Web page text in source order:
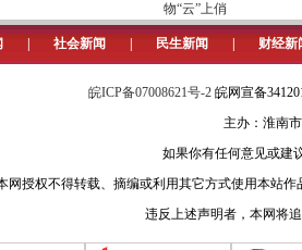
此次慰问既是向劳模致敬，也为
图为向全国劳模学习汲取奋进力
物“云”上俏
社会新闻 民生新闻 财经新
皖ICP备07008621号-2 皖网宣备
主办：淮南
如果你有任何意见或建
网授权不得转载、摘编或利用其它方式使用本站
违反上述声明者，本网将